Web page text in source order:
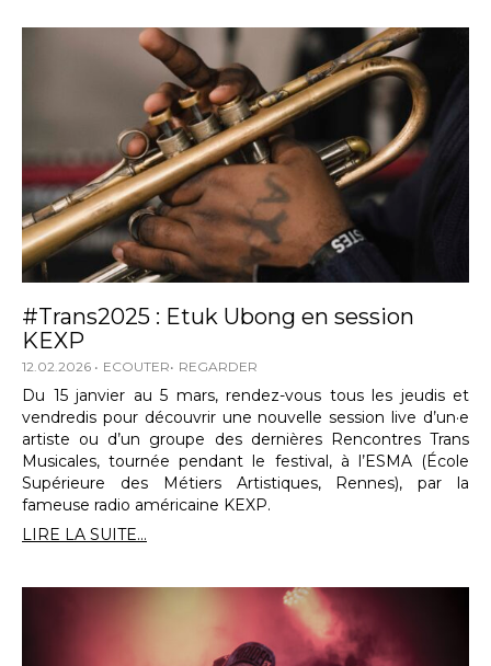
#Trans2025 : Etuk Ubong en session
KEXP
12.02.2026 ECOUTER REGARDER
Du 15 janvier au 5 mars, rendez-vous tous les jeudis et
vendredis pour découvrir une nouvelle session live d’un·e
artiste ou d’un groupe des dernières Rencontres Trans
Musicales, tournée pendant le festival, à l’ESMA (École
Supérieure des Métiers Artistiques, Rennes), par la
fameuse radio américaine KEXP.
LIRE LA SUITE...